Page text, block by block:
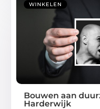
WINKELEN
Bouwen aan
Harderwijk